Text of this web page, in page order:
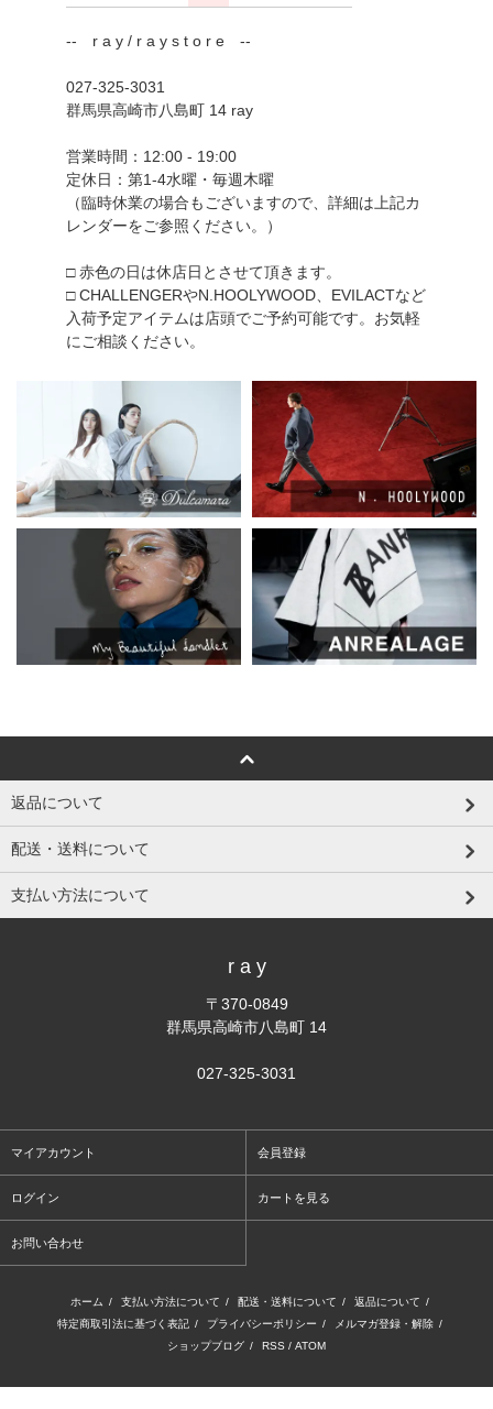
-- r a y / r a y s t o r e --
027-325-3031
群馬県高崎市八島町 14 ray
営業時間：12:00 - 19:00
定休日：第1-4水曜・毎週木曜
（臨時休業の場合もございますので、詳細は上記カ
レンダーをご参照ください。）
□ 赤色の日は休店日とさせて頂きます。
□ CHALLENGERやN.HOOLYWOOD、EVILACTなど
入荷予定アイテムは店頭でご予約可能です。お気軽
にご相談ください。
返品について
配送・送料について
支払い方法について
r a y
〒370-0849
群馬県高崎市八島町 14
027-325-3031
マイアカウント 会員登録
ログイン カートを見る
お問い合わせ
ホーム / 支払い方法について / 配送・送料について / 返品について /
特定商取引法に基づく表記 / プライバシーポリシー / メルマガ登録・解除 /
ショップブログ / RSS / ATOM